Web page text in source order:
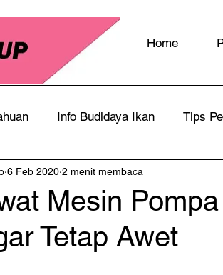
Home
Info Budidaya Ikan Tips
Mesin
Tetap Awet
6 Feb 2020 2 menit membaca